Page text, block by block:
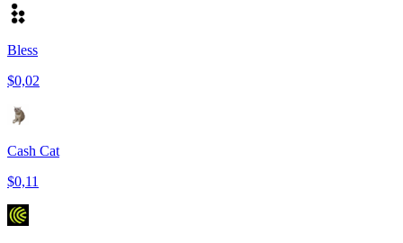
Bless
$0,02
Cash Cat
$0,11